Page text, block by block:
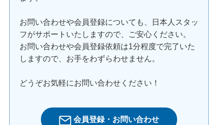
お問い合わせや会員登録についても、日本人スタッ
フがサポートいたしますので、ご安心ください。
お問い合わせや会員登録依頼は1分程度で完了いた
しますので、お手をわずらわせません。
どうぞお気軽にお問い合わせください！
会員登録・お問い合わせ